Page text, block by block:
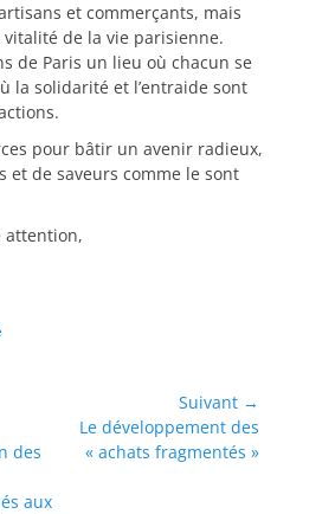
et commerçants, mais
de la vie parisienne.
de Paris un lieu où chacun se
la solidarité et l’entraide sont
pour bâtir un avenir radieux,
et de saveurs comme le sont
attention,
des
aux
Suivant →
Le développement des
« achats fragmentés »